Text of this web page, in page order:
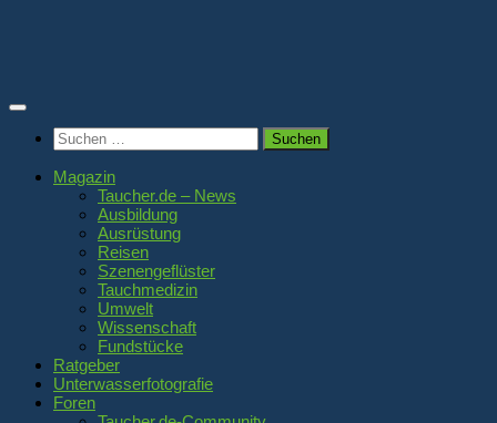
Suchen
nach:
Magazin
Taucher.de – News
Ausbildung
Ausrüstung
Reisen
Szenengeflüster
Tauchmedizin
Umwelt
Wissenschaft
Fundstücke
Ratgeber
Unterwasserfotografie
Foren